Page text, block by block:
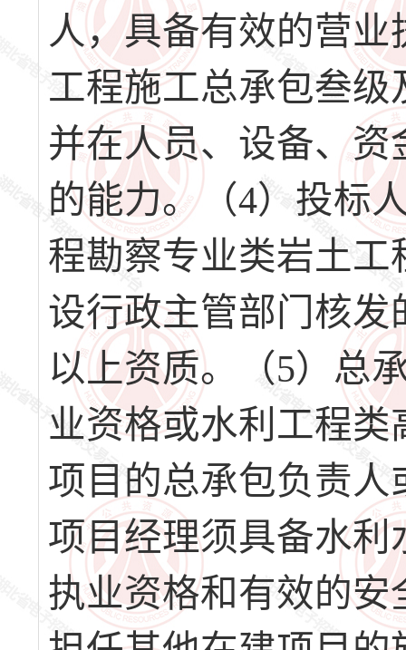
人，具备有效的营
工程施工总承包叁
并在人员、设备、
的能力。（4）投标
程勘察专业类岩土
设行政主管部门核
以上资质。（5）总
业资格或水利工程
项目的总承包负责
项目经理须具备水
执业资格和有效的